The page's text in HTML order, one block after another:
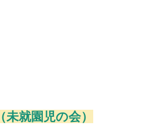
（未就園児の会）